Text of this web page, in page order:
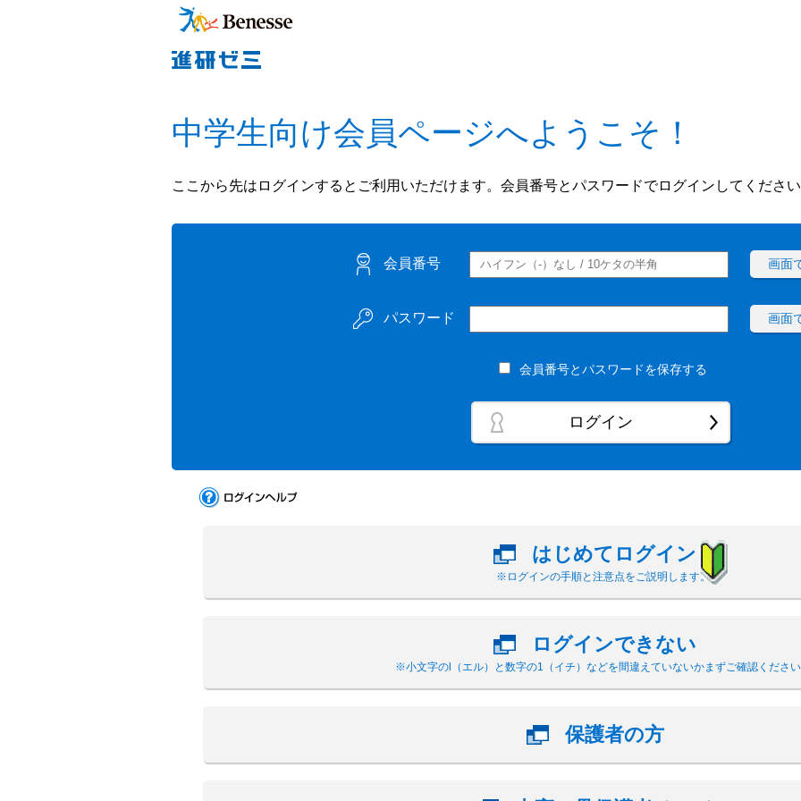
中学生向け会員ページへようこそ！
ここから先はログインするとご利用いただけます。会員番号とパスワードでログインしてくださ
会員番号 画面
パスワード 画面
会員番号とパスワードを保存する
ログイン
はじめてログイン
※ログインの手順と注意点をご説明します。
ログインできない
※小文字のl（エル）と数字の1（イチ）などを間違えていないかまずご確認くださ
保護者の方